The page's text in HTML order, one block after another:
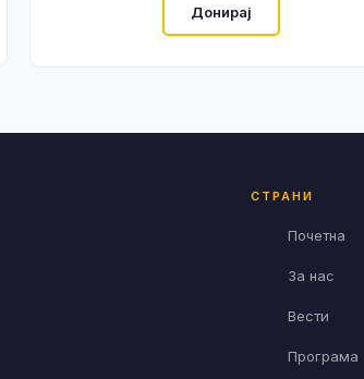
Донирај
СТРАНИ
Почетна
За нас
Вести
Програма